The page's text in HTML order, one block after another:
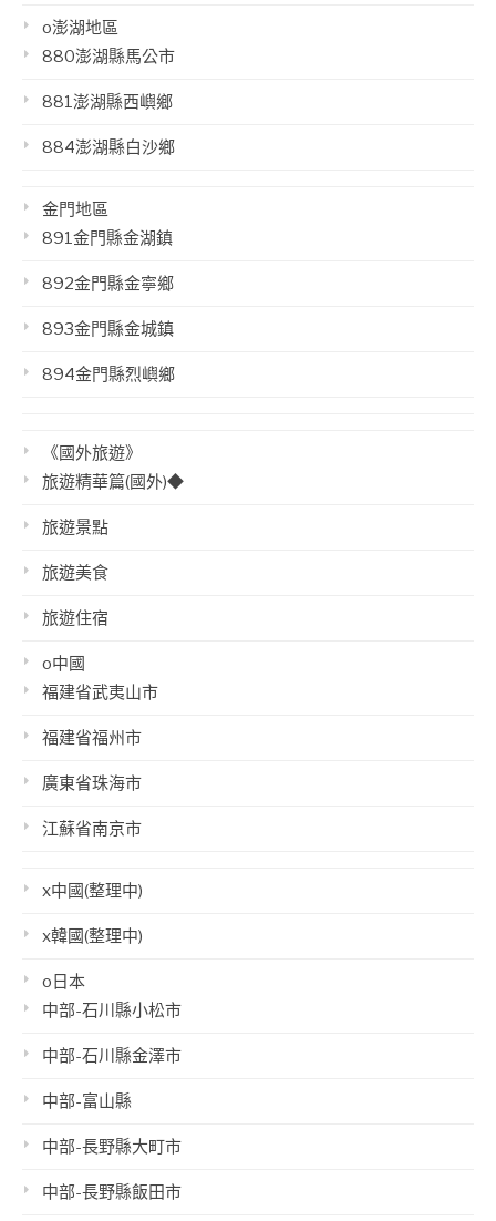
o澎湖地區
880澎湖縣馬公市
881澎湖縣西嶼鄉
884澎湖縣白沙鄉
金門地區
891金門縣金湖鎮
892金門縣金寧鄉
893金門縣金城鎮
894金門縣烈嶼鄉
《國外旅遊》
旅遊精華篇(國外)◆
旅遊景點
旅遊美食
旅遊住宿
o中國
福建省武夷山市
福建省福州市
廣東省珠海市
江蘇省南京市
x中國(整理中)
x韓國(整理中)
o日本
中部-石川縣小松市
中部-石川縣金澤市
中部-富山縣
中部-長野縣大町市
中部-長野縣飯田市